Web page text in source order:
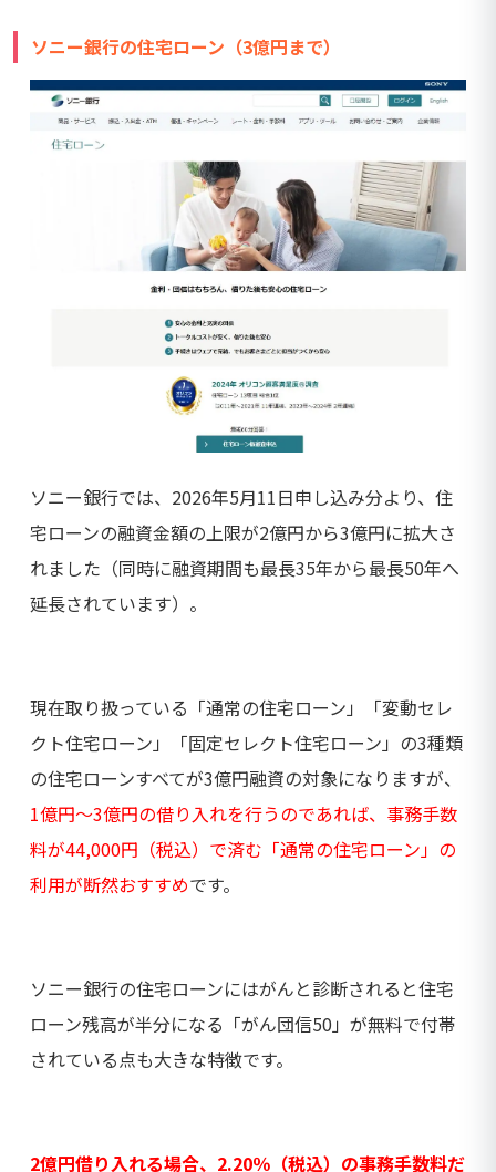
ソニー銀行の住宅ローン（3億円まで）
ソニー銀行では、2026年5月11日申し込み分より、住
宅ローンの融資金額の上限が2億円から3億円に拡大さ
れました（同時に融資期間も最長35年から最長50年へ
延長されています）。
現在取り扱っている「通常の住宅ローン」「変動セレ
クト住宅ローン」「固定セレクト住宅ローン」の3種類
の住宅ローンすべてが3億円融資の対象になりますが、
1億円～3億円の借り入れを行うのであれば、事務手数
料が44,000円（税込）で済む「通常の住宅ローン」の
利用が断然おすすめです。
ソニー銀行の住宅ローンにはがんと診断されると住宅
ローン残高が半分になる「がん団信50」が無料で付帯
されている点も大きな特徴です。
2億円借り入れる場合、2.20％（税込）の事務手数料だ